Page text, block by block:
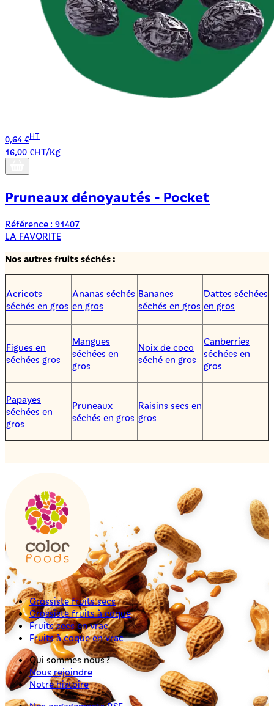
0,64 €HT
16,00 €HT/Kg
Pruneaux dénoyautés - Pocket
Référence : 91407
LA FAVORITE
Nos autres fruits séchés :
Acricots
séchés en gros
Ananas séchés
en gros
Bananes
séchés en gros
Dattes séchées
en gros
Figues en
séchées gros
Mangues
séchées en
gros
Noix de coco
séché en gros
Canberries
séchées en
gros
Papayes
séchées en
gros
Pruneaux
séchés en gros
Raisins secs en
gros
Grossiste fruits secs
Grossiste fruits à coque
Fruits secs en vrac
Fruits à coque en vrac
Qui sommes nous ?
Nous rejoindre
Notre histoire